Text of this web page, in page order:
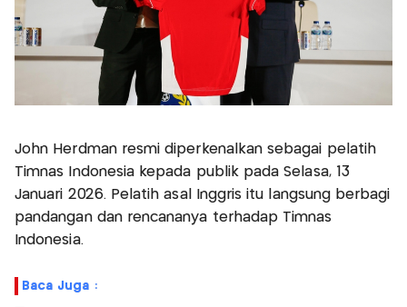
John Herdman resmi diperkenalkan sebagai pelatih
Timnas Indonesia kepada publik pada Selasa, 13
Januari 2026. Pelatih asal Inggris itu langsung berbagi
pandangan dan rencananya terhadap Timnas
Indonesia.
Baca Juga :